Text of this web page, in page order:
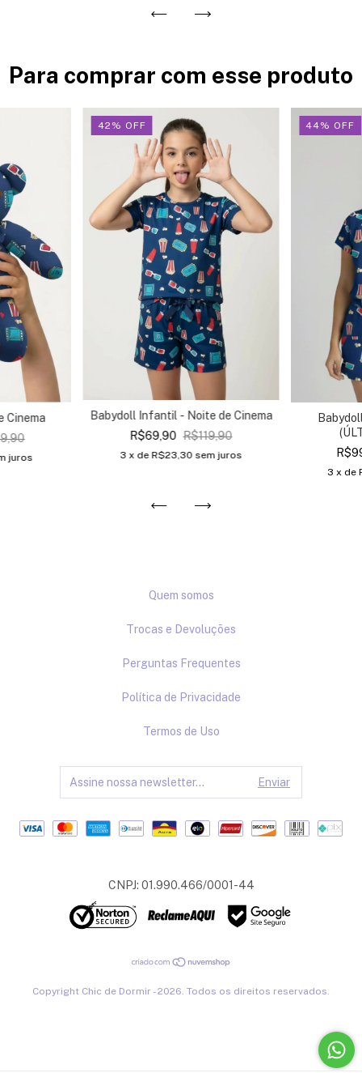
Para comprar com esse produto
Cinema
juros
42 % OFF
Babydoll Infantil - Noite de Cinema
R$69,90 R$119,90
3 x de R$23,30 sem juros
44% OFF
3 x de
Quem somos
Trocas e Devoluções
Perguntas Frequentes
Política de Privacidade
Termos de Uso
CNPJ: 01.990.466/0001-44
Copyright Chic de Dormir - 2026. Todos os direitos reservados.